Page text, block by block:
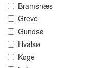
Bramsnæs
Greve
Gundsø
Hvalsø
Køge